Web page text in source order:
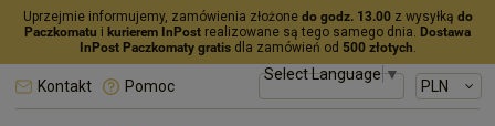
Uprzejmie informujemy, zamówienia złożone do godz. 13.00z wysyłką do
Paczkomatu i kurierem InPost realizowane są tego samego dnia. Dostawa
InPost Paczkomaty gratisdla zamówień od 500 złotych.
Select Language▼
Kontakt Pomoc